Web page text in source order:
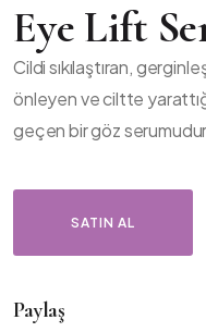
Eye Lift
Cildi sıkılaştıran,
önleyen ve ciltte
geçen bir göz
SATIN AL
Paylaş